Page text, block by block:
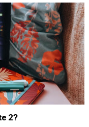
2?